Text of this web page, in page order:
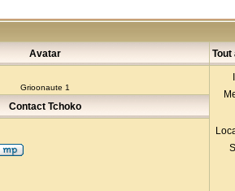
Avatar Tout
Grioonaute 1
Contact Tchoko